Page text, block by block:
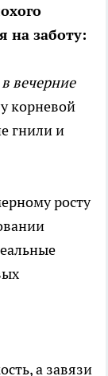
на заботу:
вечерние
корневой
гнили и
росту
а завязи